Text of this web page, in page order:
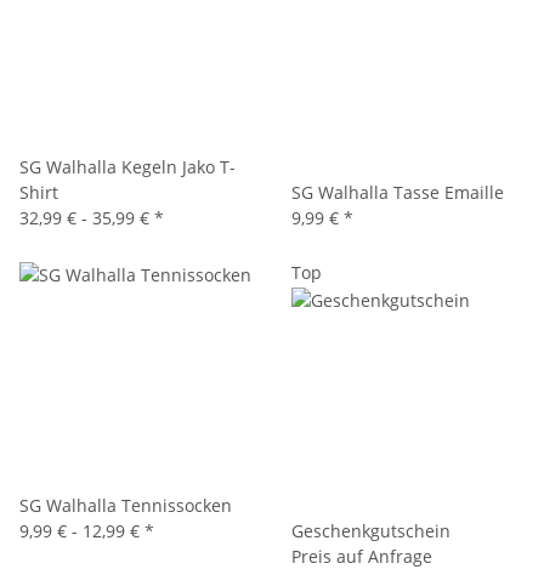
SG Walhalla Kegeln Jako T-
Shirt
32,99 € - 35,99 € *
SG Walhalla Tasse Emaille
9,99 € *
SG Walhalla Tennissocken
9,99 € - 12,99 € *
Top
Geschenkgutschein
Preis auf Anfrage